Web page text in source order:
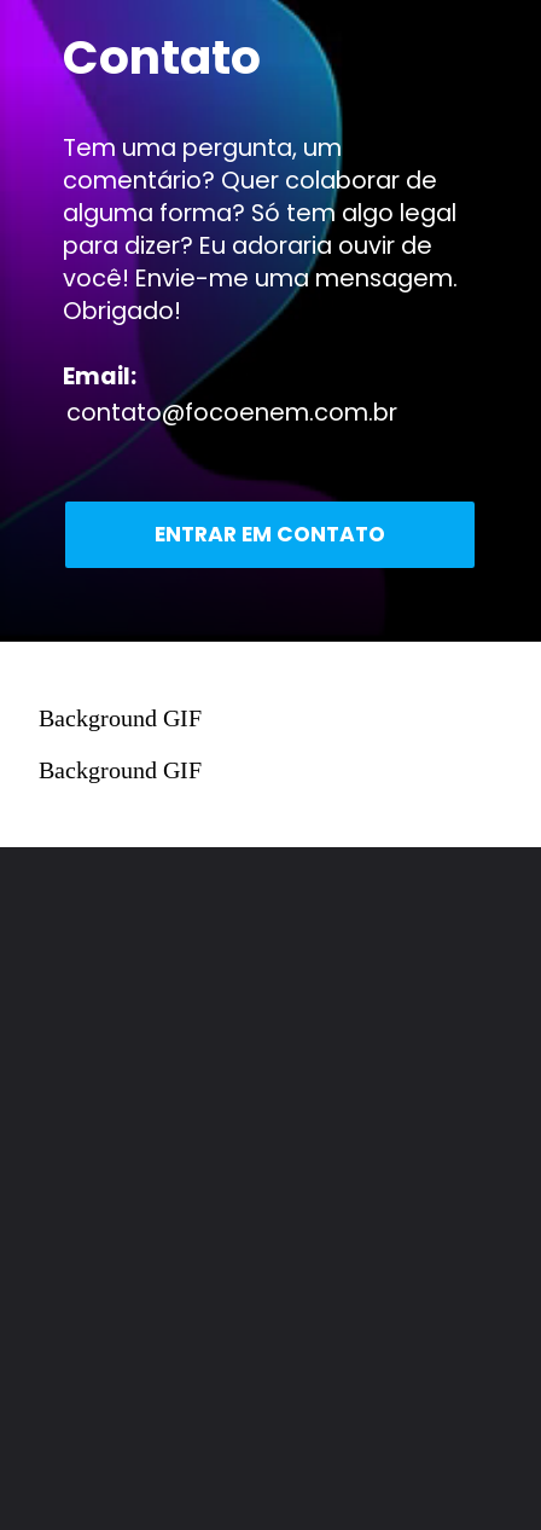
ENTRAR EM CONTATO
Contato
Tem uma pergunta, um
comentário? Quer colaborar de
alguma forma? Só tem algo legal
para dizer? Eu adoraria ouvir de
você! Envie-me uma mensagem.
Obrigado!
Email:
contato@focoenem.com.br
Background GIF
Background GIF